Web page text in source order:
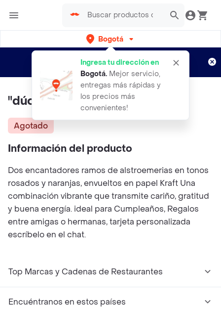
Bogotá
Ingresa tu dirección en
Bogotá. Mejor servicio,
entregas más rápidas y
los precios más
convenientes!
envíos gratis por semanas
Aplican TyC
"dúo De Alegría"
Agotado
Información del producto
Dos encantadores ramos de alstroemerias en tonos
rosados y naranjas, envueltos en papel Kraft Una
combinación vibrante que transmite cariño, gratitud
y buena energía. ideal para Cumpleaños, Regalos
entre amigas o hermanas, tarjeta personalizada
escríbelo en el chat.
Top Marcas y Cadenas de Restaurantes
Encuéntranos en estos países